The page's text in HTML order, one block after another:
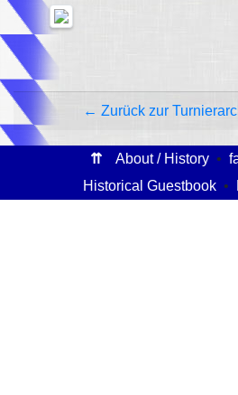
← Zurück zur
⇈ About / History •
Historical Guestbook •